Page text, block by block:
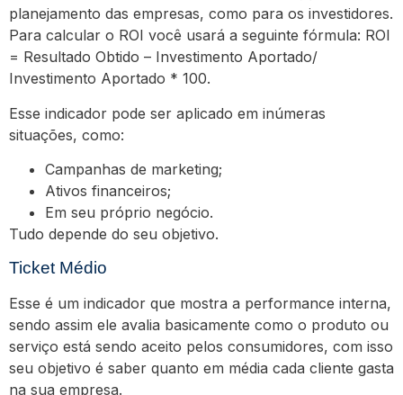
planejamento das empresas, como para os investidores.
Para calcular o ROI você usará a seguinte fórmula: ROI
= Resultado Obtido – Investimento Aportado/
Investimento Aportado * 100.
Esse indicador pode ser aplicado em inúmeras
situações, como:
Campanhas de marketing;
Ativos financeiros;
Em seu próprio negócio.
Tudo depende do seu objetivo.
Ticket Médio
Esse é um indicador que mostra a performance interna,
sendo assim ele avalia basicamente como o produto ou
serviço está sendo aceito pelos consumidores, com isso
seu objetivo é saber quanto em média cada cliente gasta
na sua empresa.